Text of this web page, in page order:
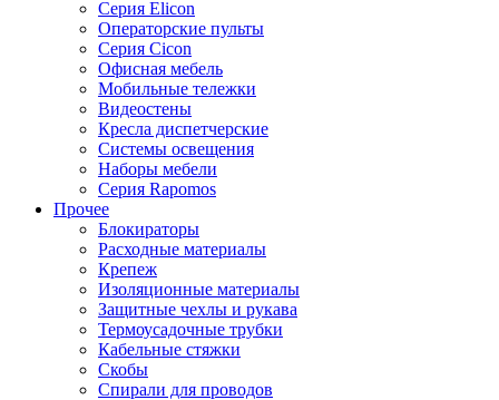
Серия Elicon
Операторские пульты
Серия Cicon
Офисная мебель
Мобильные тележки
Видеостены
Кресла диспетчерские
Системы освещения
Наборы мебели
Серия Rapomos
Прочее
Блокираторы
Расходные материалы
Крепеж
Изоляционные материалы
Защитные чехлы и рукава
Термоусадочные трубки
Кабельные стяжки
Скобы
Спирали для проводов